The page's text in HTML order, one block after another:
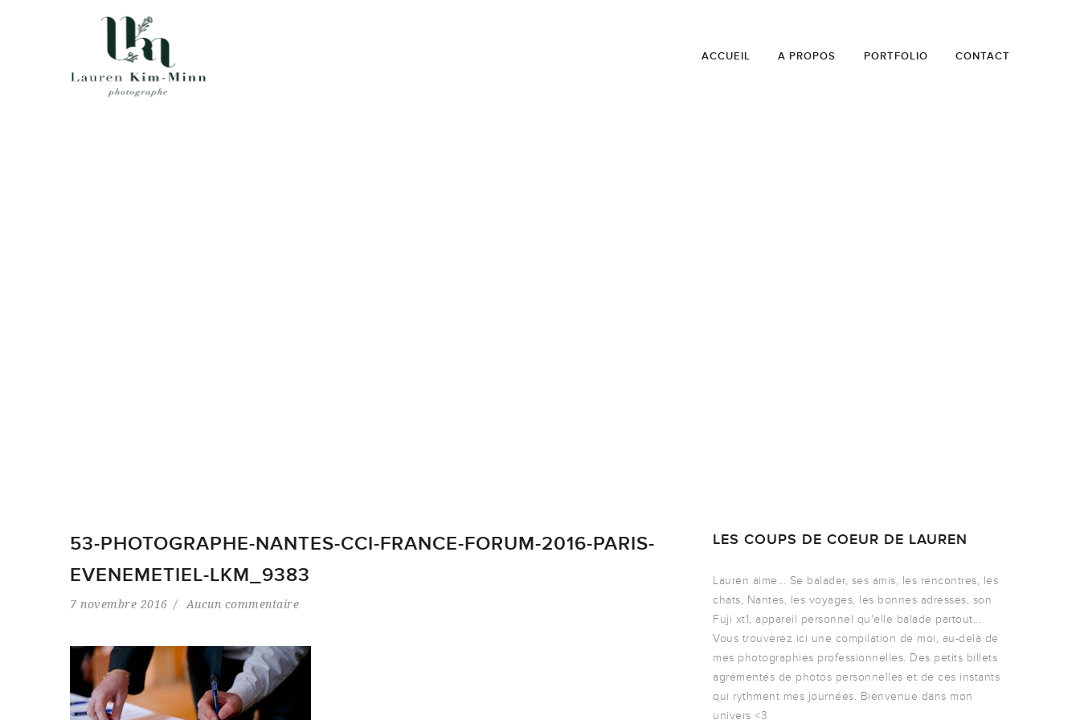
ACCUEIL A PROPOS PORTFOLIO CONTACT
53-PHOTOGRAPHE-NANTES-CCI-FRANCE-FORUM-2016-PARIS-
EVENEMETIEL-LKM_9383
7 novembre 2016 Aucun commentaire
LES COUPS DE COEUR DE LAUREN
Lauren aime... Se balader, ses amis, les rencontres, les
chats, Nantes, les voyages, les bonnes adresses, son
Fuji xt1, appareil personnel qu'elle balade partout...
Vous trouverez ici une compilation de moi, au-delà de
mes photographies professionnelles. Des petits billets
agrémentés de photos personnelles et de ces instants
qui rythment mes journées. Bienvenue dans mon
univers <3